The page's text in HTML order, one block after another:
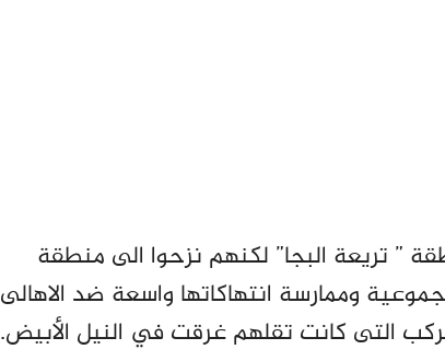
” تريعة البجا” لكنهم نزحوا الى منطقة
وممارسة انتهاكاتها واسعة ضد الاهالى
التى كانت تقلهم غرقت في النيل الأبيض.